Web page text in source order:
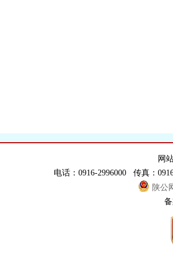
网
电话：0916-2996000 传真：
陕公